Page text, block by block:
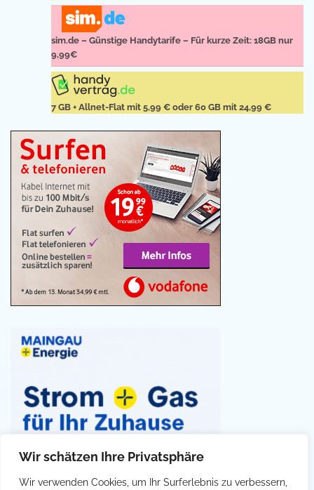
Wir schätzen Ihre Privatsphäre
Wir verwenden Cookies, um Ihr Surferlebnis zu verbessern,
sim.de – Günstige Handytarife – Für kurze Zeit: 18GB nur
9,99€
7 GB + Allnet-Flat mit 5,99 € oder 60 GB mit 24,99 €